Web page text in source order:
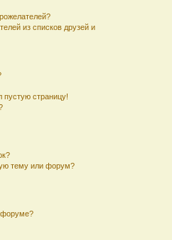
из списков друзей и
пустую страницу!
тему или форум?
форуме?